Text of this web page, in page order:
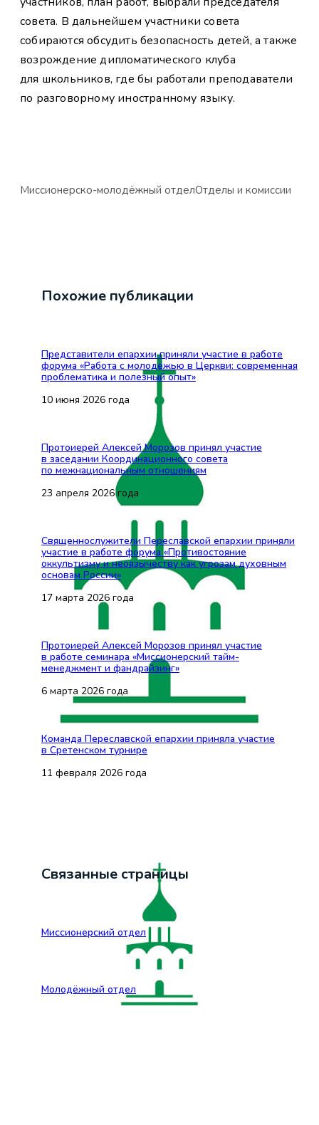
совета. В дальнейшем участники совета
собираются обсудить безопасность детей, а также
возрождение дипломатического клуба
для школьников, где бы работали преподаватели
по разговорному иностранному языку.
Миссионерско-молодёжный отделОтделы и комиссии
Похожие публикации
Представители епархии приняли участие в работе
форума «Работа с молодёжью в Церкви: современная
проблематика и полезный опыт»
10 июня 2026 года
Протоиерей Алексей Морозов принял участие
в заседании Координационного совета
по межнациональным отношениям
23 апреля 2026 года
Священнослужители Переславской епархии приняли
участие в работе форума «Противостояние
оккультизму и неоязычеству как угрозам духовным
основам России»
17 марта 2026 года
Протоиерей Алексей Морозов принял участие
в работе семинара «Миссионерский тайм-
менеджмент и фандрайзинг»
6 марта 2026 года
Команда Переславской епархии приняла участие
в Сретенском турнире
11 февраля 2026 года
Связанные страницы
Миссионерский отдел
Молодёжный отдел